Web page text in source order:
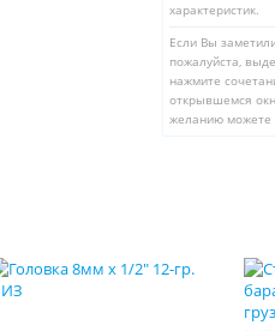
характеристик.
Если Вы
пожалуйста,
нажмите
открывшемся
желанию можете